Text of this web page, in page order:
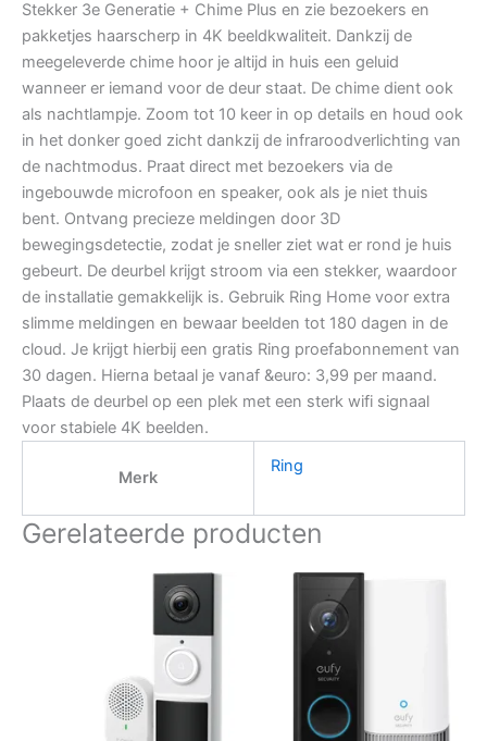
Stekker 3e Generatie + Chime Plus en zie bezoekers en
pakketjes haarscherp in 4K beeldkwaliteit. Dankzij de
meegeleverde chime hoor je altijd in huis een geluid
wanneer er iemand voor de deur staat. De chime dient ook
als nachtlampje. Zoom tot 10 keer in op details en houd ook
in het donker goed zicht dankzij de infraroodverlichting van
de nachtmodus. Praat direct met bezoekers via de
ingebouwde microfoon en speaker, ook als je niet thuis
bent. Ontvang precieze meldingen door 3D
bewegingsdetectie, zodat je sneller ziet wat er rond je huis
gebeurt. De deurbel krijgt stroom via een stekker, waardoor
de installatie gemakkelijk is. Gebruik Ring Home voor extra
slimme meldingen en bewaar beelden tot 180 dagen in de
cloud. Je krijgt hierbij een gratis Ring proefabonnement van
30 dagen. Hierna betaal je vanaf &euro: 3,99 per maand.
Plaats de deurbel op een plek met een sterk wifi signaal
voor stabiele 4K beelden.
Merk
Ring
Gerelateerde producten